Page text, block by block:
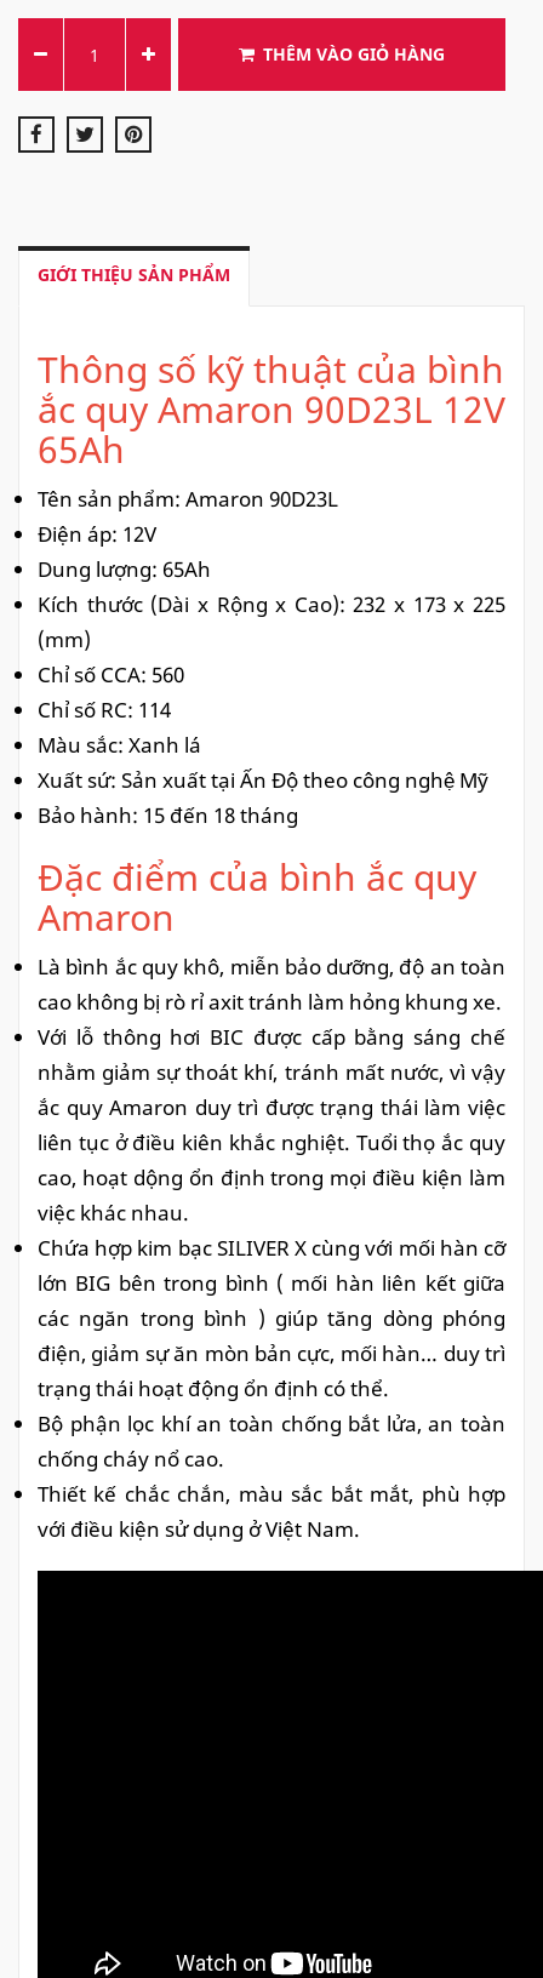
THÊM VÀO GIỎ HÀNG
GIỚI THIỆU SẢN PHẨM
Thông số kỹ thuật của bình
ắc quy Amaron 90D23L 12V
65Ah
Tên sản phẩm: Amaron 90D23L
Điện áp: 12V
Dung lượng: 65Ah
Kích thước (Dài x Rộng x Cao): 232 x 173 x 225
(mm)
Chỉ số CCA: 560
Chỉ số RC: 114
Màu sắc: Xanh lá
Xuất sứ: Sản xuất tại Ấn Độ theo công nghệ Mỹ
Bảo hành: 15 đến 18 tháng
Đặc điểm của bình ắc quy
Amaron
Là bình ắc quy khô, miễn bảo dưỡng, độ an toàn
cao không bị rò rỉ axit tránh làm hỏng khung xe.
Với lỗ thông hơi BIC được cấp bằng sáng chế
nhằm giảm sự thoát khí, tránh mất nước, vì vậy
ắc quy Amaron duy trì được trạng thái làm việc
liên tục ở điều kiên khắc nghiệt. Tuổi thọ ắc quy
cao, hoạt dộng ổn định trong mọi điều kiện làm
việc khác nhau.
Chứa hợp kim bạc SILIVER X cùng với mối hàn cỡ
lớn BIG bên trong bình ( mối hàn liên kết giữa
các ngăn trong bình ) giúp tăng dòng phóng
điện, giảm sự ăn mòn bản cực, mối hàn… duy trì
trạng thái hoạt động ổn định có thể.
Bộ phận lọc khí an toàn chống bắt lửa, an toàn
chống cháy nổ cao.
Thiết kế chắc chắn, màu sắc bắt mắt, phù hợp
với điều kiện sử dụng ở Việt Nam.